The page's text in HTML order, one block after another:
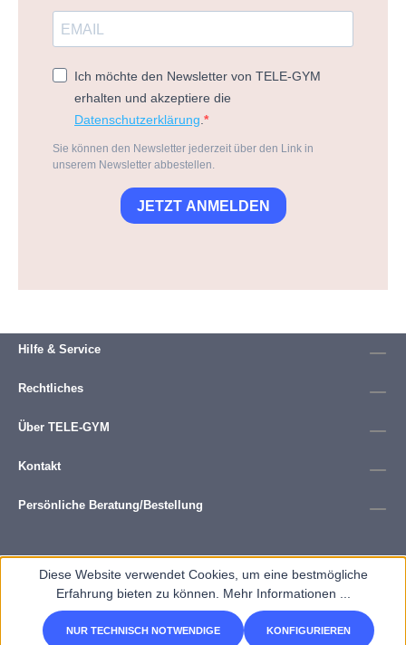
Ich möchte den Newsletter von TELE-GYM
erhalten und akzeptiere die
Datenschutzerklärung
Sie können den Newsletter jederzeit über den Link in
unserem Newsletter abbestellen.
JETZT ANMELDEN
Hilfe & Service
Rechtliches
Über TELE-GYM
Kontakt
Persönliche Beratung/Bestellung
Diese Website verwendet Cookies, um eine bestmögliche
Erfahrung bieten zu können. Mehr Informationen ...
NUR TECHNISCH NOTWENDIGE KONFIGURIEREN